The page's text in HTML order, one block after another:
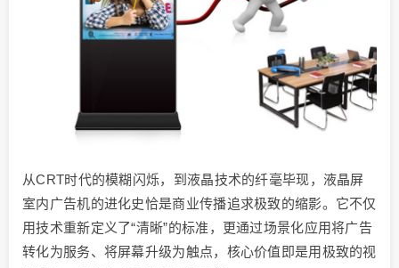
从CRT时代的模糊闪烁，到液晶技术的纤毫毕现，液晶屏
室内广告机的进化史恰是商业传播追求极致的缩影。它不仅
用技术重新定义了“清晰”的标准，更通过场景化应用将广告
转化为服务、将屏幕升级为触点，核心价值即是用极致的视